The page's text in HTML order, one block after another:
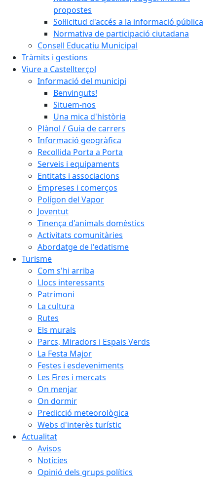
propostes
Sol·licitud d'accés a la informació pública
Normativa de participació ciutadana
Consell Educatiu Municipal
Tràmits i gestions
Viure a Castellterçol
Informació del municipi
Benvinguts!
Situem-nos
Una mica d'història
Plànol / Guia de carrers
Informació geogràfica
Recollida Porta a Porta
Serveis i equipaments
Entitats i associacions
Empreses i comerços
Polígon del Vapor
Joventut
Tinença d'animals domèstics
Activitats comunitàries
Abordatge de l'edatisme
Turisme
Com s'hi arriba
Llocs interessants
Patrimoni
La cultura
Rutes
Els murals
Parcs, Miradors i Espais Verds
La Festa Major
Festes i esdeveniments
Les Fires i mercats
On menjar
On dormir
Predicció meteorològica
Webs d'interès turístic
Actualitat
Avisos
Notícies
Opinió dels grups polítics